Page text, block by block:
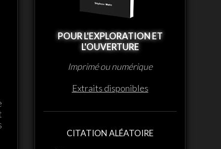
POUR L'EXPLORATION ET
L'OUVERTURE
Imprimé ou numérique
Extraits disponibles
CITATION ALÉATOIRE